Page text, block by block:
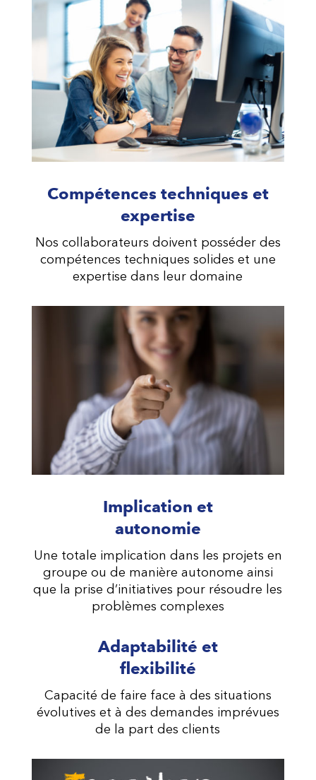
Compétences techniques et
expertise
Nos collaborateurs doivent posséder des
compétences techniques solides et une
expertise dans leur domaine
Implication et
autonomie
Une totale implication dans les projets en
groupe ou de manière autonome ainsi
que la prise d’initiatives pour résoudre les
problèmes complexes
Adaptabilité et
flexibilité
Capacité de faire face à des situations
évolutives et à des demandes imprévues
de la part des clients